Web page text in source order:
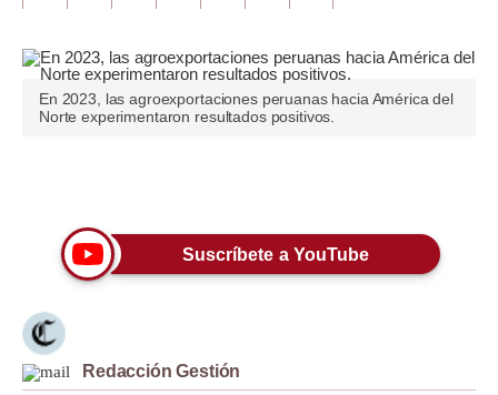
Plus G
Opinión
Editorial
Tendencias
Lujo
Viajes
Moda
En 2023, las agroexportaciones peruanas hacia América del
Norte experimentaron resultados positivos.
Suscríbete a YouTube
Redacción Gestión